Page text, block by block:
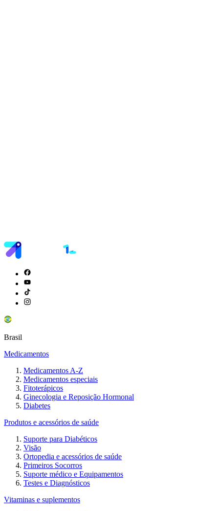
Brasil
Medicamentos
Medicamentos A-Z
Medicamentos especiais
Fitoterápicos
Ginecologia e Reposição Hormonal
Diabetes
Produtos e acessórios de saúde
Suporte para Diabéticos
Visão
Ortopedia e acessórios de saúde
Primeiros Socorros
Suporte médico e Equipamentos
Testes e Diagnósticos
Vitaminas e suplementos